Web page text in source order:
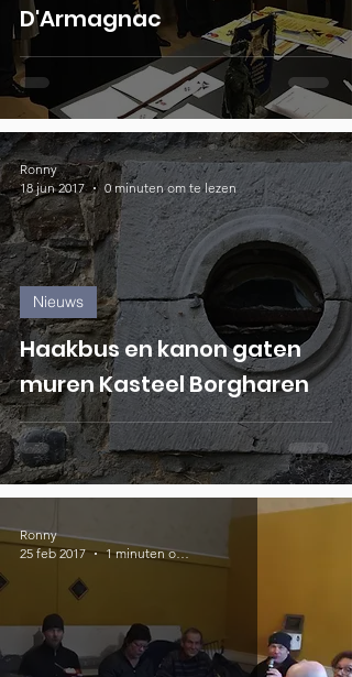
D'Armagnac
Haakbus en kanon gaten
muren Kasteel Borgharen
Nieuws
Ronny
18 jun 2017
0 minuten om te lezen
Ronny
25 feb 2017
1 minuten om te lezen